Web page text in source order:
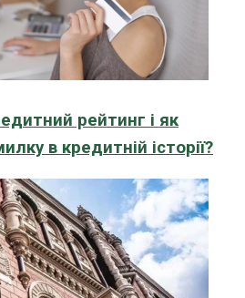
рейтинг і як
в кредитній історії?